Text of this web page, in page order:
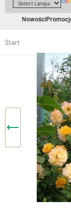
Nowości
Start